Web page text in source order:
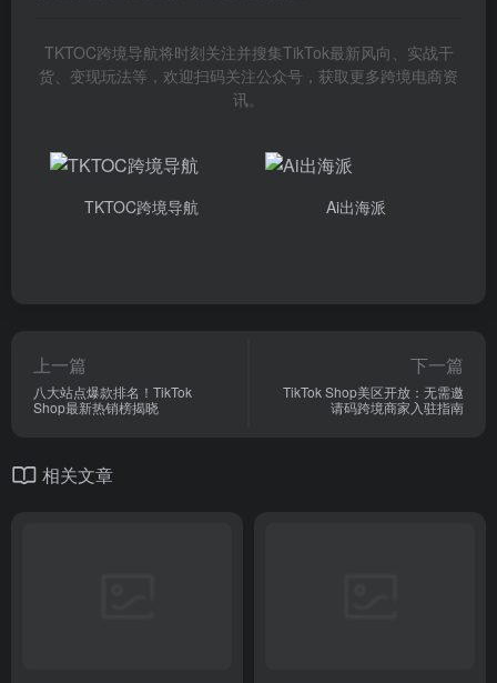
TKTOC跨境导航将时刻关注并搜集TikTok最新风向、实战干
货、变现玩法等，欢迎扫码关注公众号，获取更多跨境电商资
讯。
TKTOC跨境导航 Ai出海派
上一篇
八大站点爆款排名！TikTok
Shop最新热销榜揭晓
下一篇
TikTok Shop美区开放：无需邀
请码跨境商家入驻指南
相关文章